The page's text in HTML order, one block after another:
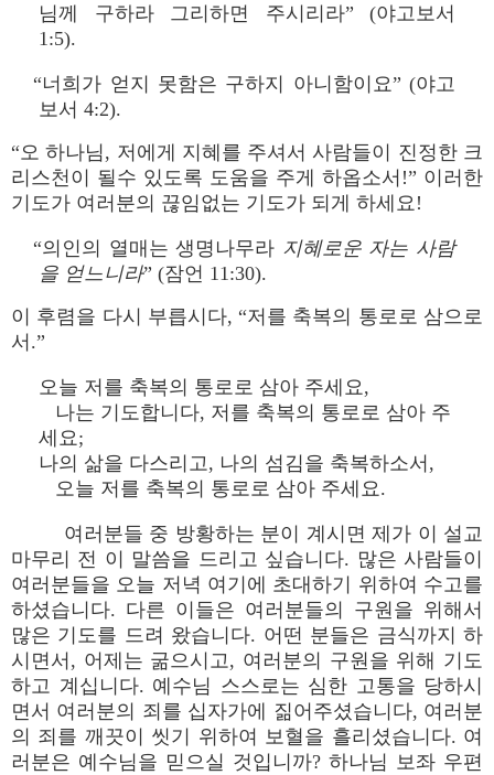
님께 구하라 그리하면 주시리라” (야고보서
1:5).
“너희가 얻지 못함은 구하지 아니함이요” (야고
보서 4:2).
“오 하나님, 저에게 지혜를 주셔서 사람들이 진정한 크
리스천이 될수 있도록 도움을 주게 하옵소서!” 이러한
기도가 여러분의 끊임없는 기도가 되게 하세요!
“의인의 열매는 생명나무라 지혜로운 자는 사람
을 얻느니라” (잠언 11:30).
이 후렴을 다시 부릅시다, “저를 축복의 통로로 삼으로
서.”
오늘 저를 축복의 통로로 삼아 주세요,
나는 기도합니다, 저를 축복의 통로로 삼아 주
세요;
나의 삶을 다스리고, 나의 섬김을 축복하소서,
오늘 저를 축복의 통로로 삼아 주세요.
여러분들 중 방황하는 분이 계시면 제가 이 설교
마무리 전 이 말씀을 드리고 싶습니다. 많은 사람들이
여러분들을 오늘 저녁 여기에 초대하기 위하여 수고를
하셨습니다. 다른 이들은 여러분들의 구원을 위해서
많은 기도를 드려 왔습니다. 어떤 분들은 금식까지 하
시면서, 어제는 굶으시고, 여러분의 구원을 위해 기도
하고 계십니다. 예수님 스스로는 심한 고통을 당하시
면서 여러분의 죄를 십자가에 짊어주셨습니다, 여러분
의 죄를 깨끗이 씻기 위하여 보혈을 흘리셨습니다. 여
러분은 예수님을 믿으실 것입니까? 하나님 보좌 우편